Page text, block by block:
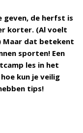
geven, de herfst is
korter. (Al voelt
Maar dat betekent
sporten! Een
les in het
kun je veilig
tips!